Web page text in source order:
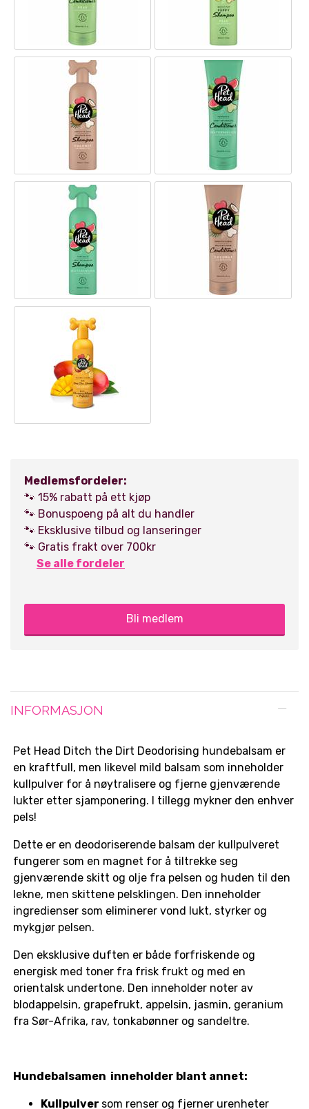
Medlemsfordeler:
🐾 15% rabatt på ett kjøp
🐾 Bonuspoeng på alt du handler
🐾 Eksklusive tilbud og lanseringer
🐾 Gratis frakt over 700kr
Se alle fordeler
Bli medlem
INFORMASJON
Pet Head Ditch the Dirt Deodorising hundebalsam er
en kraftfull, men likevel mild balsam som inneholder
kullpulver for å nøytralisere og fjerne gjenværende
lukter etter sjamponering. I tillegg mykner den enhver
pels!
Dette er en deodoriserende balsam der kullpulveret
fungerer som en magnet for å tiltrekke seg
gjenværende skitt og olje fra pelsen og huden til den
lekne, men skittene pelsklingen. Den inneholder
ingredienser som eliminerer vond lukt, styrker og
mykgjør pelsen.
Den eksklusive duften er både forfriskende og
energisk med toner fra frisk frukt og med en
orientalsk undertone. Den inneholder noter av
blodappelsin, grapefrukt, appelsin, jasmin, geranium
fra Sør-Afrika, rav, tonkabønner og sandeltre.
Hundebalsamen inneholder blant annet:
Kullpulver som renser og fjerner urenheter